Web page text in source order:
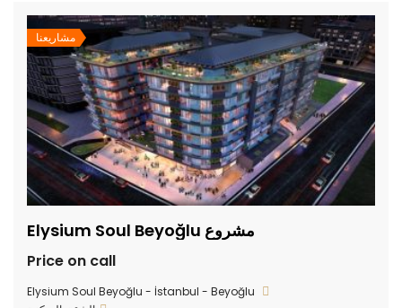
مشاريعنا
مشروع Elysium Soul Beyoğlu
Price on call
Elysium Soul Beyoğlu - İstanbul - Beyoğlu